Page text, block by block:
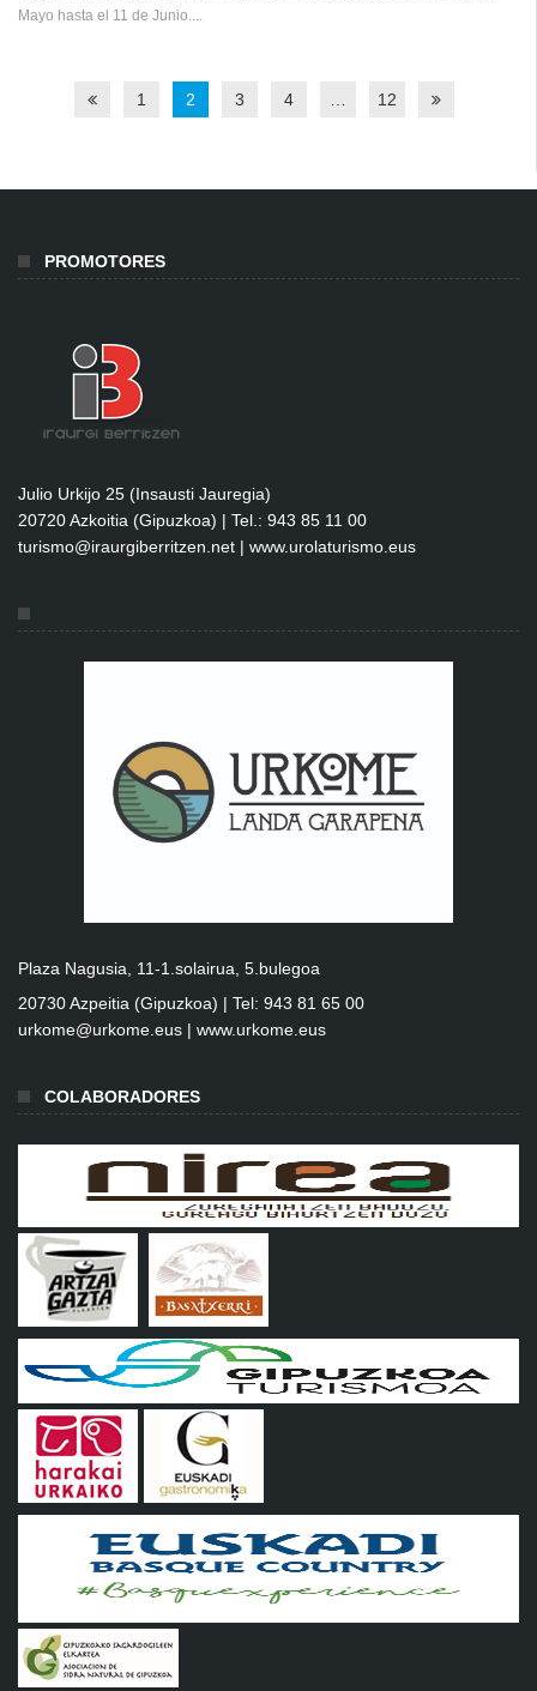
Mayo hasta el 11 de Junio....
1 2 3 4 12
PROMOTORES
Julio Urkijo 25 (Insausti Jauregia)
20720 Azkoitia (Gipuzkoa) | Tel.: 943 85 11 00
turismo@iraurgiberritzen.net | www.urolaturismo.eus
Plaza Nagusia, 11-1.solairua, 5.bulegoa
20730 Azpeitia (Gipuzkoa) | Tel: 943 81 65 00
urkome@urkome.eus | www.urkome.eus
COLABORADORES